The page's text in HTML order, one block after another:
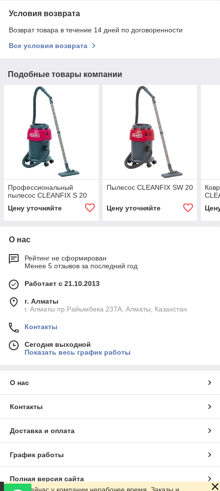
Условия возврата
Возврат товара в течение 14 дней по договоренности
Все условия возврата
Подобные товары компании
Профессиональный
пылесос CLEANFIX S 20
Цену уточняйте
Пылесос CLEANFIX SW 20
Цену уточняйте
О нас
Рейтинг не сформирован
Менее 5 отзывов за последний год
Работает с 21.10.2013
г. Алматы
г. Алматы пр.Райымбека 237А, Алматы, Казахстан
Контакты
Сегодня выходной
Показать весь график работы
О нас
Контакты
Доставка и оплата
График работы
Полная версия сайта